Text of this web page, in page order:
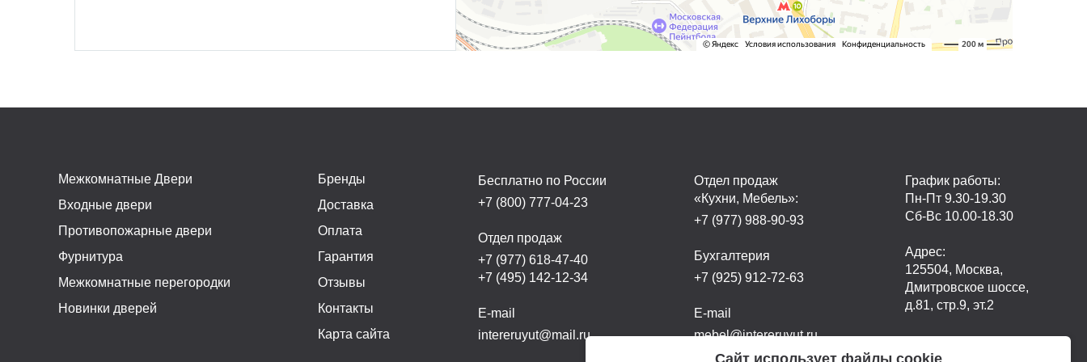
Сайт использует файлы cookie
Межкомнатные Двери
Входные двери
Противопожарные двери
Фурнитура
Межкомнатные перегородки
Новинки дверей
Бренды
Доставка
Оплата
Гарантия
Отзывы
Контакты
Карта сайта
Бесплатно по России
+7 (800) 777-04-23
Отдел продаж
+7 (977) 618-47-40
+7 (495) 142-12-34
E-mail
intereruyut@mail.ru
Отдел продаж
«Кухни, Мебель»:
+7 (977) 988-90-93
Бухгалтерия
+7 (925) 912-72-63
E-mail
mebel@intereruyut.ru
График работы:
Пн-Пт 9.30-19.30
Сб-Вс 10.00-18.30
Адрес:
125504, Москва,
Дмитровское шоссе,
д.81, стр.9, эт.2